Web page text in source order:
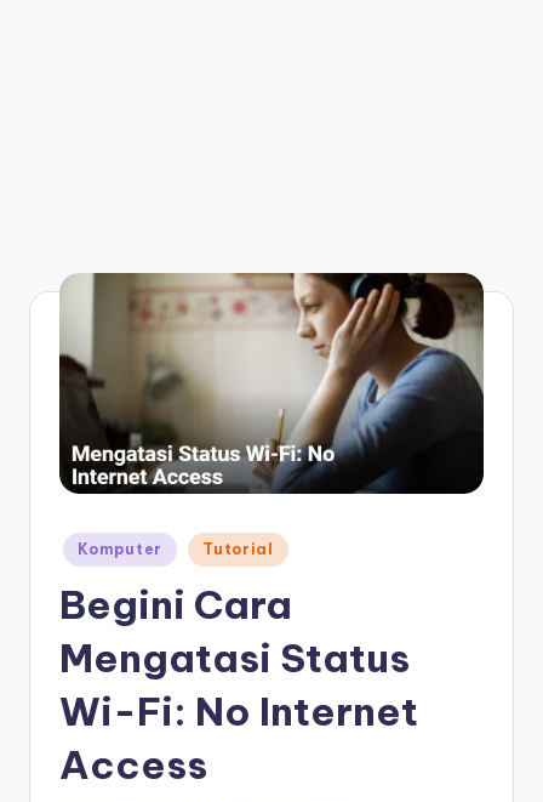
Posted
in
Komputer Tutorial
Begini Cara
Mengatasi Status
Wi-Fi: No Internet
Access